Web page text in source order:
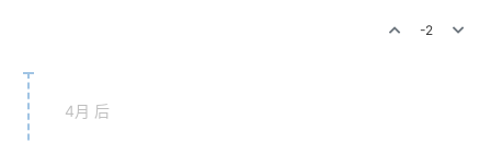
-2
4月 后